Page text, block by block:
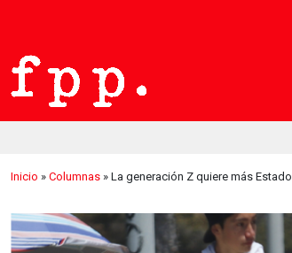
Inicio » Columnas » La generación Z quiere más Estado